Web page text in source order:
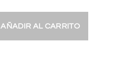
AÑADIR AL CARRITO